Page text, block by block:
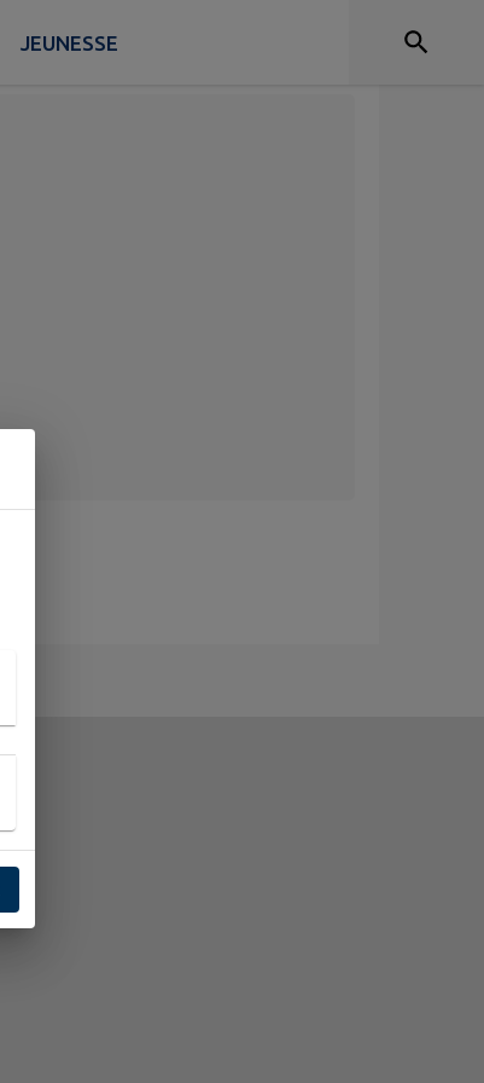
JEUNESSE